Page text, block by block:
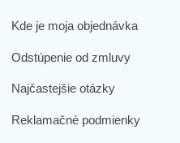
Kde je moja objednávka
Odstúpenie od zmluvy
Najčastejšie otázky
Reklamačné podmienky